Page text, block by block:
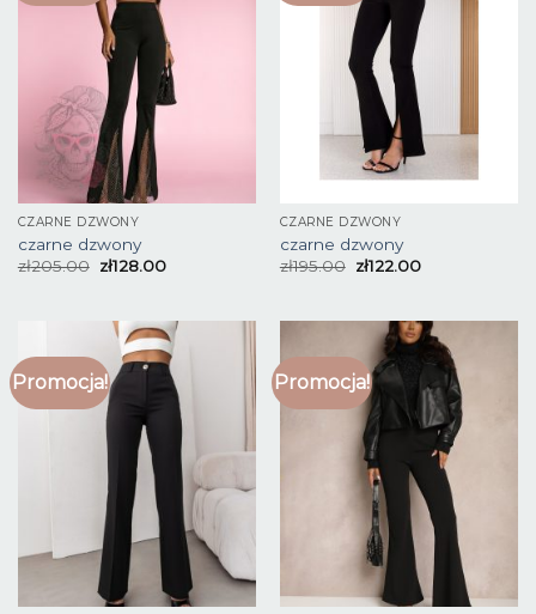
CZARNE DZWONY
czarne dzwony
zł205.00 zł128.00
CZARNE DZWONY
czarne dzwony
zł195.00 zł122.00
Promocja! Promocja!